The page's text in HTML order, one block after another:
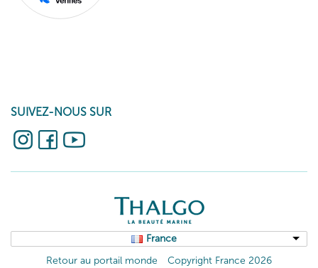
SUIVEZ-NOUS SUR
France
Retour au portail monde
Copyright France 2026